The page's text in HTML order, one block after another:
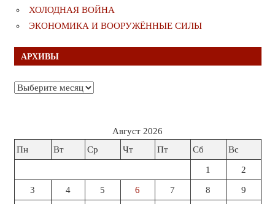
ХОЛОДНАЯ ВОЙНА
ЭКОНОМИКА И ВООРУЖЁННЫЕ СИЛЫ
АРХИВЫ
Архивы
Август 2026
Пн
Вт Ср Чт Пт Сб Вс
1 2
3 4 5 6 7 8 9